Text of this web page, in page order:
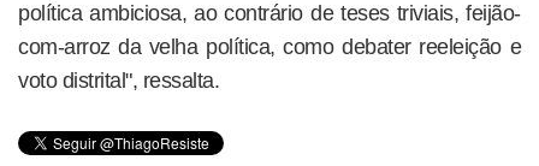
política ambiciosa, ao contrário de teses triviais, feijão-
com-arroz da velha política, como debater reeleição e
voto distrital", ressalta.